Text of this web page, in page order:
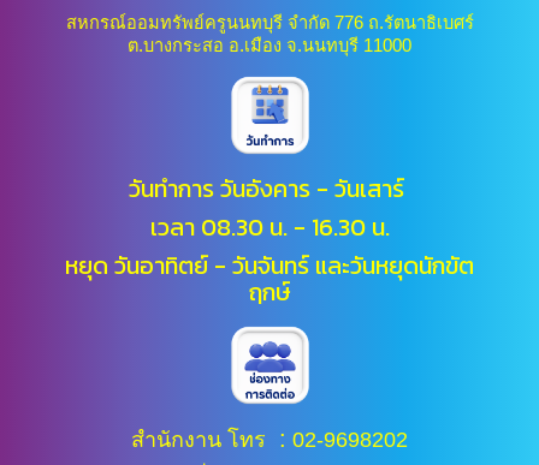
สหกรณ์ออมทรัพย์ครูนนทบุรี จำกัด 776 ถ.รัตนาธิเบศร์
ต.บางกระสอ อ.เมือง จ.นนทบุรี 11000
วันทำการ วันอังคาร - วันเสาร์
เวลา 08.30 น. - 16.30 น.
หยุด วันอาทิตย์ - วันจันทร์ และวันหยุดนักขัต
ฤกษ์
สำนักงาน โทร : 02-9698202